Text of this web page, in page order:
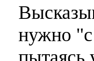
нужно "с